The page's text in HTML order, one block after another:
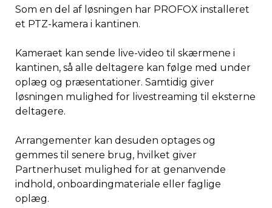
Som en del af løsningen har PROFOX installeret
et PTZ-kamera i kantinen.
Kameraet kan sende live-video til skærmene i
kantinen, så alle deltagere kan følge med under
oplæg og præsentationer. Samtidig giver
løsningen mulighed for livestreaming til eksterne
deltagere.
Arrangementer kan desuden optages og
gemmes til senere brug, hvilket giver
Partnerhuset mulighed for at genanvende
indhold, onboardingmateriale eller faglige
oplæg.